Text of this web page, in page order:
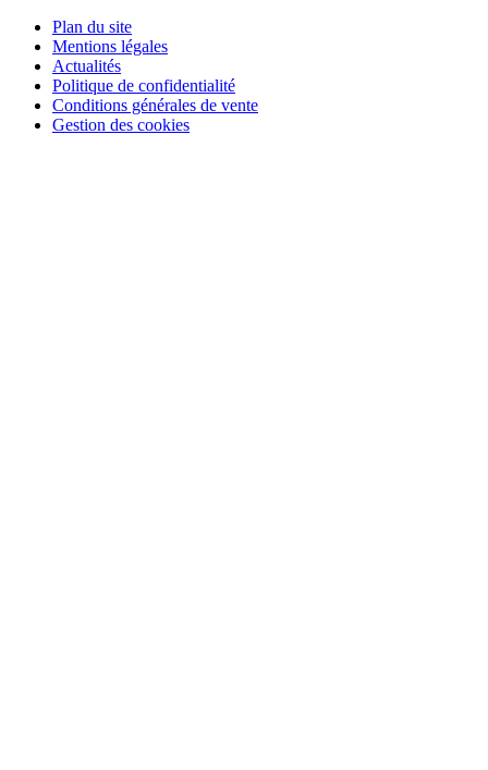
Plan du site
Mentions légales
Actualités
Politique de confidentialité
Conditions générales de vente
Gestion des cookies